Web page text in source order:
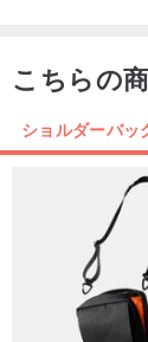
バッグ内部には
バッグ全体に防
でなく、全体の
こちらの
ショルダーバッ